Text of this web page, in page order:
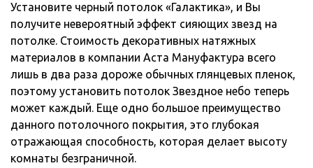
Установите черный потолок «Галактика», и Вы
получите невероятный эффект сияющих звезд на
потолке. Стоимость декоративных натяжных
материалов в компании Аста Мануфактура всего
лишь в два раза дороже обычных глянцевых пленок,
поэтому установить потолок Звездное небо теперь
может каждый. Еще одно большое преимущество
данного потолочного покрытия, это глубокая
отражающая способность, которая делает высоту
комнаты безграничной.